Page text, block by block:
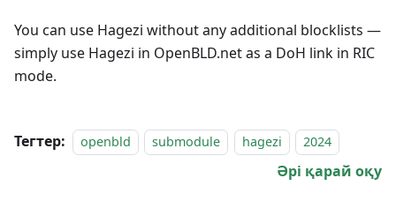
You can use Hagezi without any additional blocklists —
simply use Hagezi in OpenBLD.net as a DoH link in RIC
mode.
Тегтер: openbld submodule hagezi 2024
Әрі қарай оқу